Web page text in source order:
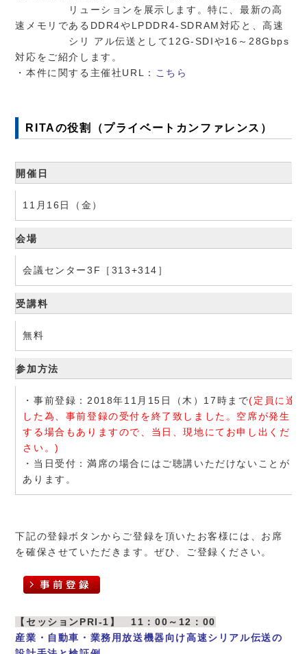
リューションを展示します。特に、最新の高
速メモリであるDDR4やLPDDR4-SDRAM対応と、高速
シリ アル伝送として12G-SDIや16～28Gbps
対応をご紹介します。
・本件に関する主催社URL：
こちら
RITAの役割（プライベートカンファレンス）
開催日
11月16日（金）
会場
会議センター3F［313+314］
受講料
無料
参加方法
・事前登録：2018年11月15日（木）17時まで(定員に達
した為、事前登録の受付を終了致しました。空席が発生
する場合もありますので、当日、現地にてお申し出くだ
さい。)
・当日受付：満席の場合にはご聴講いただけないことが
あります。
下記の登録ボタンからご登録を頂いたお客様には、お席
を確保させていただきます。ぜひ、ご登録ください。
【セッションPRI-1】 11：00～12：00
産業・自動車・業務用放送機器向け高速シリアル伝送の